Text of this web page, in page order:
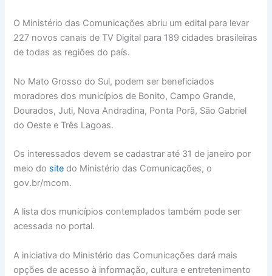
O Ministério das Comunicações abriu um edital para levar
227 novos canais de TV Digital para 189 cidades brasileiras
de todas as regiões do país.
No Mato Grosso do Sul, podem ser beneficiados
moradores dos municípios de Bonito, Campo Grande,
Dourados, Juti, Nova Andradina, Ponta Porã, São Gabriel
do Oeste e Três Lagoas.
Os interessados devem se cadastrar até 31 de janeiro por
meio do sitedo Ministério das Comunicações, o
gov.br/mcom.
A lista dos municípios contemplados também pode ser
acessada no portal.
A iniciativa do Ministério das Comunicações dará mais
opções de acesso à informação, cultura e entretenimento